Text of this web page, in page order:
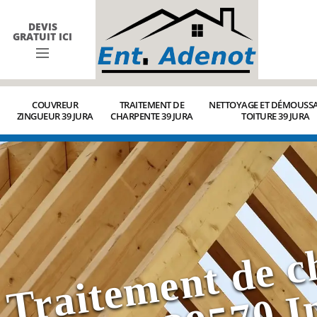
DEVIS
GRATUIT ICI
COUVREUR
ZINGUEUR 39 JURA
TRAITEMENT DE
CHARPENTE 39 JURA
NETTOYAGE ET
TOITURE 39 JURA